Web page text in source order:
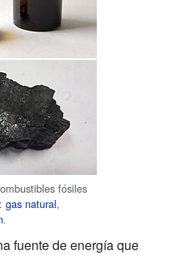
fósiles
gas natural,
.
fuente de energía que